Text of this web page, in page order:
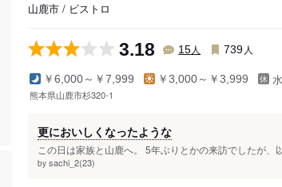
山鹿市 / ビストロ
3.18 15人 739 人
￥6,000～￥7,999 ￥3,000～￥3,999
熊本県山鹿市杉320-1
更においしくなったような
この日は家族と山鹿へ。 5年ぶりとかの来訪でしたが
by sachi_2(23)